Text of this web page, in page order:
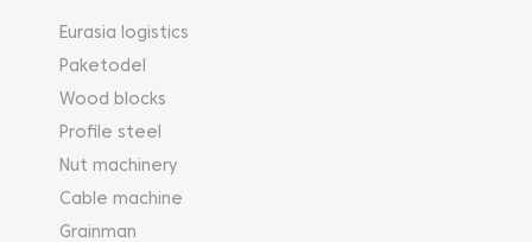
Eurasia logistics
Paketodel
Wood blocks
Profile steel
Nut machinery
Cable machine
Grainman